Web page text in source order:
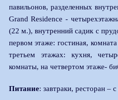
павильонов, разделенных
Grand Residence -
(22 м.), внутренний садик с
первом этаже: гостиная,
третьем этажах: кухня,
комнаты, на четвертом этаже-
Питание: завтраки, ресторан –